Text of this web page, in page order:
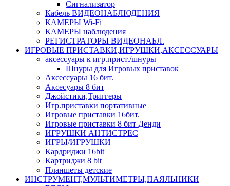
Сигнализатор
Кабель ВИДЕОНАБЛЮДЕНИЯ
КАМЕРЫ Wi-Fi
КАМЕРЫ наблюдения
РЕГИСТРАТОРЫ ВИДЕОНАБЛ.
ИГРОВЫЕ ПРИСТАВКИ,ИГРУШКИ,АКСЕССУАРЫ
аксесcуары к игр.прист./шнуры
Шнуры для Игровых приставок
Аксессуары 16 бит.
Аксесуары 8 бит
Джойстики,Триггеры
Игр.приставки портативные
Игровые приставки 16бит.
Игровые приставки 8 бит Денди
ИГРУШКИ АНТИСТРЕС
ИГРЫ/ИГРУШКИ
Кардриджи 16bit
Картриджи 8 bit
Планшеты детские
ИНСТРУМЕНТ,МУЛЬТИМЕТРЫ,ПАЯЛЬНИКИ